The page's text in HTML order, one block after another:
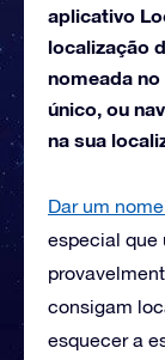
aplicativo
localização
nomeada
único, ou
na sua
Dar um
especial que
consigam
esquecer a